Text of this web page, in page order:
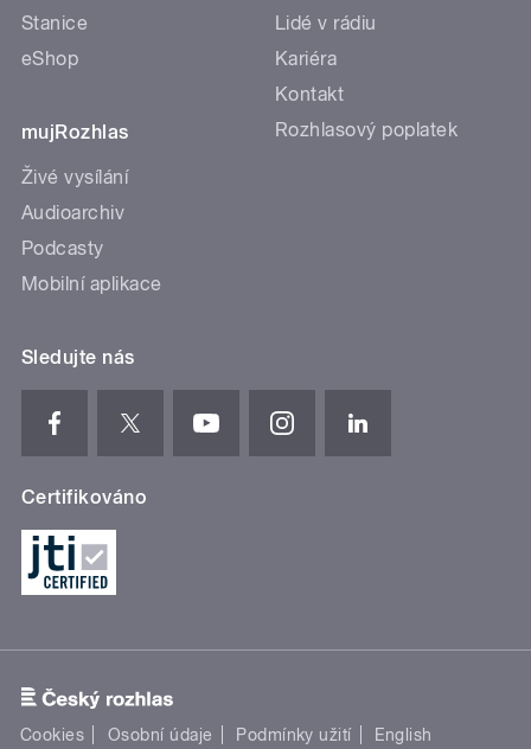
Stanice
eShop
mujRozhlas
Živé vysílání
Audioarchiv
Podcasty
Mobilní aplikace
Lidé v rádiu
Kariéra
Kontakt
Rozhlasový poplatek
Sledujte nás
Certifikováno
Cookies Osobní údaje Podmínky užití English